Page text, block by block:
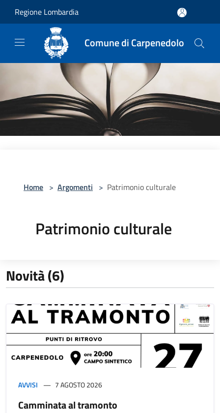
Regione Lombardia
Comune di Carpenedolo
Home > Argomenti > Patrimonio culturale
Patrimonio culturale
Novità (6)
AVVISI 7 AGOSTO 2026
Camminata al tramonto